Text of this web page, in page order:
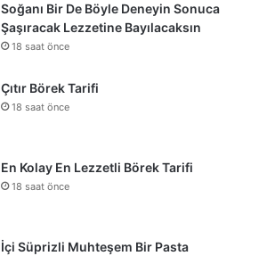
Soğanı Bir De Böyle Deneyin Sonuca
Şaşıracak Lezzetine Bayılacaksın
18 saat önce
Çıtır Börek Tarifi
18 saat önce
En Kolay En Lezzetli Börek Tarifi
18 saat önce
İçi Süprizli Muhteşem Bir Pasta